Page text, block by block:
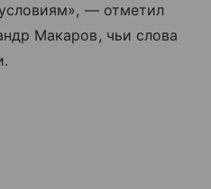
— отметил
Макаров, чьи слова